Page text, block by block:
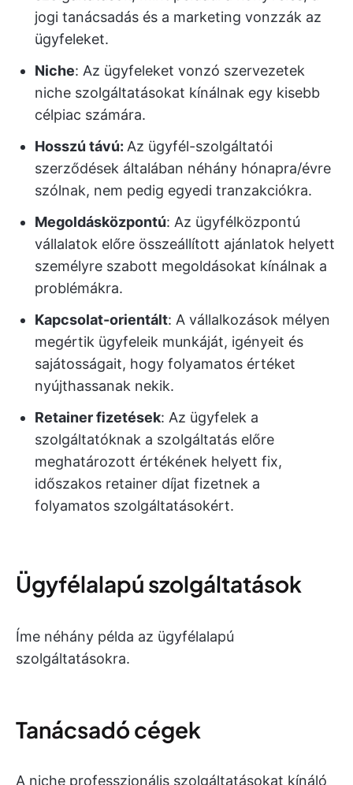
jogi tanácsadás és a marketing vonzzák az
ügyfeleket.
Niche: Az ügyfeleket vonzó szervezetek
niche szolgáltatásokat kínálnak egy kisebb
célpiac számára.
Hosszú távú: Az ügyfél-szolgáltatói
szerződések általában néhány hónapra/évre
szólnak, nem pedig egyedi tranzakciókra.
Megoldásközpontú: Az ügyfélközpontú
vállalatok előre összeállított ajánlatok helyett
személyre szabott megoldásokat kínálnak a
problémákra.
Kapcsolat-orientált: A vállalkozások mélyen
megértik ügyfeleik munkáját, igényeit és
sajátosságait, hogy folyamatos értéket
nyújthassanak nekik.
Retainer fizetések: Az ügyfelek a
szolgáltatóknak a szolgáltatás előre
meghatározott értékének helyett fix,
időszakos retainer díjat fizetnek a
folyamatos szolgáltatásokért.
Ügyfélalapú szolgáltatások
Íme néhány példa az ügyfélalapú
szolgáltatásokra.
Tanácsadó cégek
A niche professzionális szolgáltatásokat kínáló